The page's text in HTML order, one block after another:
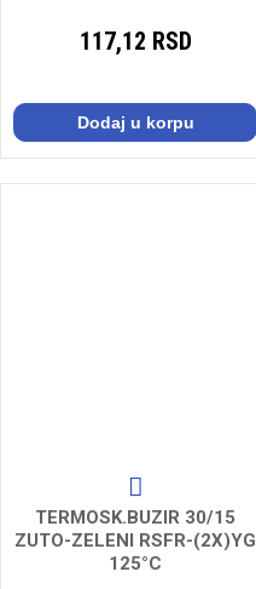
117,12 RSD
Dodaj u korpu
TERMOSK.BUZIR 30/15
ZUTO-ZELENI RSFR-(2X)YG
125°C